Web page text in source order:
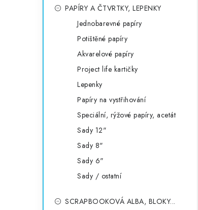
PAPÍRY A ČTVRTKY, LEPENKY
Jednobarevné papíry
Potištěné papíry
Akvarelové papíry
Project life kartičky
Lepenky
Papíry na vystřihování
Speciální, rýžové papíry, acetát
Sady 12"
Sady 8"
Sady 6"
Sady / ostatní
SCRAPBOOKOVÁ ALBA, BLOKY...